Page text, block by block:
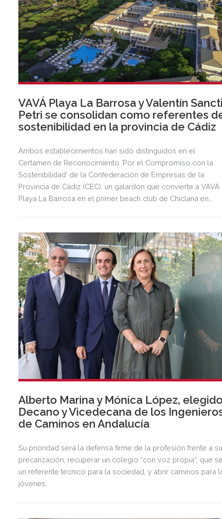
VAVÁ Playa La Barrosa y Valentín
Petri se consolidan como referentes
sostenibilidad en la provincia de Cádiz
Ambos establecimientos han sido distinguidos en el
Certamen de Reconocimiento 'Por el Compromiso con la
Sostenibilidad' de la Confederación de Empresas de la
Provincia de Cádiz (CEC), un galardón que convierte a VAVÁ
Playa La Barrosa en el primer beach club de Chiclana en
Alberto Marina y Mónica López,
Decano y Vicedecana de los
de Caminos en Andalucía
Su prioridad será la defensa firme de la profesión frente a
precarización, recuperar un colegio “con voz propia”, que
un referente técnico para la sociedad, y abrir caminos para
jóvenes.